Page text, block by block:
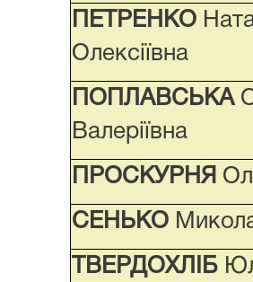
ПЕТРЕНКО
Олексіївна
ПОПЛАВСЬКА
Валеріївна
ПРОСКУРНЯ
СЕНЬКО
ТВЕРДОХЛІБ